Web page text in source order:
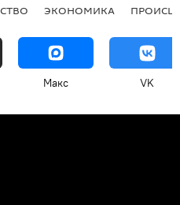
ЭКОНОМИКА
Макс VK